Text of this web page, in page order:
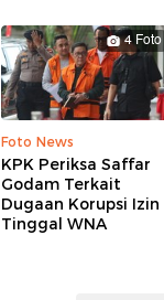
4 Foto
Foto News
KPK Periksa Saffar
Godam Terkait
Dugaan Korupsi Izin
Tinggal WNA